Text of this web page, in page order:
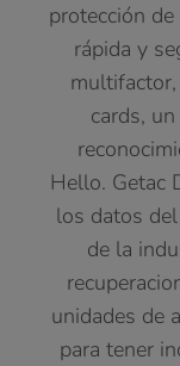
protección
rápida y
cards,
Hello. Getac
los datos
de la
unidades de
para tener